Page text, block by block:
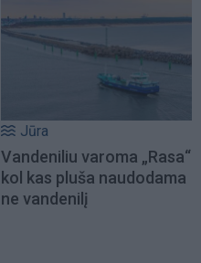
Jūra
Vandeniliu varoma „Rasa“
kol kas pluša naudodama
ne vandenilį